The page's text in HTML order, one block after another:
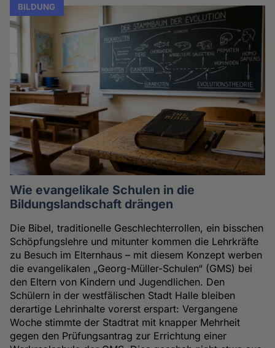
BILDUNG
Wie evangelikale Schulen in die
Bildungslandschaft drängen
Die Bibel, traditionelle Geschlechterrollen, ein bisschen
Schöpfungslehre und mitunter kommen die Lehrkräfte
zu Besuch im Elternhaus – mit diesem Konzept werben
die evangelikalen „Georg-Müller-Schulen“ (GMS) bei
den Eltern von Kindern und Jugendlichen. Den
Schülern in der westfälischen Stadt Halle bleiben
derartige Lehrinhalte vorerst erspart: Vergangene
Woche stimmte der Stadtrat mit knapper Mehrheit
gegen den Prüfungsantrag zur Errichtung einer